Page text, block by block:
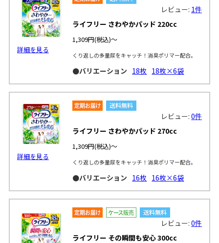
詳細を見る
レビュー: 1件
ライフリー さわやかパッド 220cc
1,309円(税込)～
くり返しの多量尿をキャッチ！消臭ポリマー配合。
●バリエーション 18枚 18枚×6袋
詳細を見る
レビュー:0件
ライフリー さわやかパッド 270cc
1,309円(税込)～
くり返しの多量尿をキャッチ！消臭ポリマー配合。
●バリエーション 16枚 16枚×6袋
レビュー:0件
ライフリー その瞬間も安心 300cc